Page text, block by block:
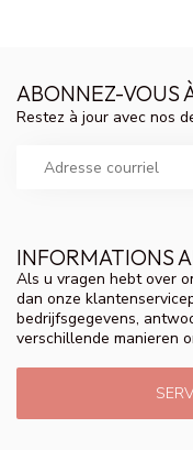
INFORMATIONS
Als u vragen hebt over
dan onze
bedrijfsgegevens,
verschillende manieren
ABONNEZ-VOUS
Restez à jour avec nos